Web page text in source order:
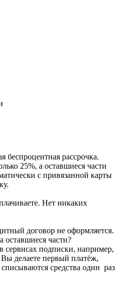
беспроцентная рассрочка.
25%, а оставшиеся части
с привязанной карты
Нет никаких
договор не оформляется.
оставшиеся части?
сервисах подписки, например,
делаете первый платёж,
средства один раз